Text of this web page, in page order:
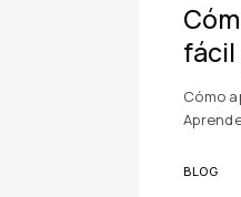
fácil
Cómo
BLOG